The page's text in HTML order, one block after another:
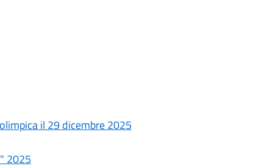
il 29 dicembre 2025
2025